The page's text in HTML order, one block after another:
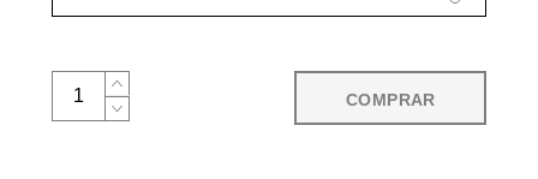
COMPRAR